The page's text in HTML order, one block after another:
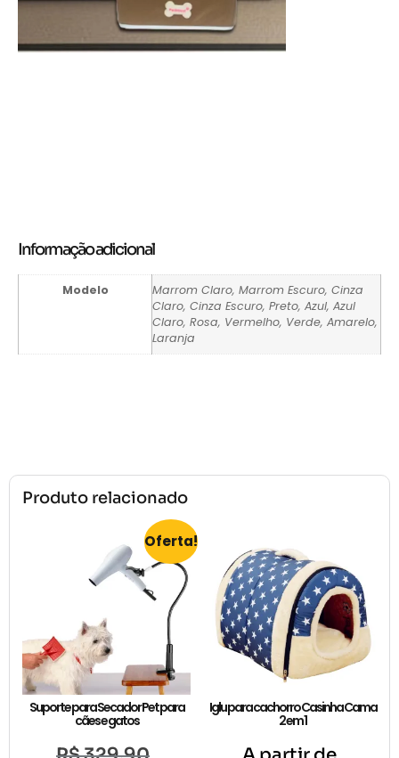
Produto relacionado
Oferta!
Suporte para Secador Pet para
cães e gatos
Iglu para cachorro Casinha Cama
2 em 1
Informação adicional
Modelo
Marrom Claro, Marrom Escuro, Cinza
Claro, Cinza Escuro, Preto, Azul, Azul
Claro, Rosa, Vermelho, Verde, Amarelo,
Laranja